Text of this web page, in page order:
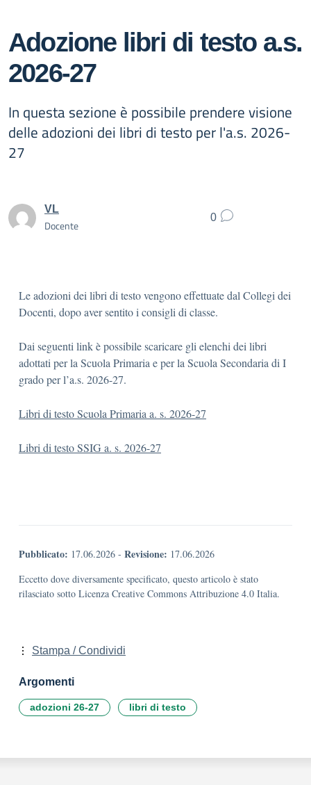
Adozione libri di testo a.s.
2026-27
In questa sezione è possibile prendere visione
delle adozioni dei libri di testo per l'a.s. 2026-
27
VL
Docente
0
Le adozioni dei libri di testo vengono effettuate dal Collegi dei
Docenti, dopo aver sentito i consigli di classe.
Dai seguenti link è possibile scaricare gli elenchi dei libri
adottati per la Scuola Primaria e per la Scuola Secondaria di I
grado per l’a.s. 2026-27.
Libri di testo Scuola Primaria a. s. 2026-27
Libri di testo SSIG a. s. 2026-27
Pubblicato: 17.06.2026 - Revisione: 17.06.2026
Eccetto dove diversamente specificato, questo articolo è stato
rilasciato sotto Licenza Creative Commons Attribuzione 4.0 Italia.
Stampa / Condividi
Argomenti
adozioni 26-27 libri di testo